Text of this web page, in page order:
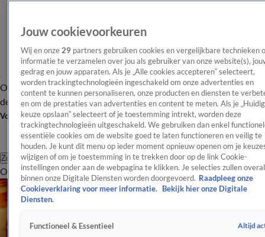
OverzichtAfleveringen Entertainment TV Algemeen
Tip
de redactieNieuwsbrief
Volg Shownieuws
Zoeken
OverzichtEntertainmentSpraakmakendRealityCrimeVideo's
Jouw cookievoorkeuren
Wij en onze 29 partners gebruiken cookies en vergelijkbare technieken
informatie te verzamelen over jou als gebruiker van onze website(s),
gedrag en jouw apparaten. Als je „Alle cookies accepteren” selecteert,
worden trackingtechnologieën ingeschakeld om onze advertenties en
content te kunnen personaliseren, onze producten en diensten te
en om de prestaties van advertenties en content te meten. Als je
keuze opslaan” selecteert of je toestemming intrekt, worden deze
trackingtechnologieën uitgeschakeld. We gebruiken dan enkel
essentiële cookies om de website goed te laten functioneren en veilig te
houden. Je kunt dit menu op ieder moment opnieuw openen om je
wijzigen of om je toestemming in te trekken door op de link Cookie-
instellingen onder aan de webpagina te klikken. Je selecties zullen overal
binnen onze Digitale Diensten worden doorgevoerd. Raadpleeg onze
Cookieverklaring voor meer informatie.
Bekijk hier onze Digitale
Diensten.
Functioneel & Essentieel Altijd